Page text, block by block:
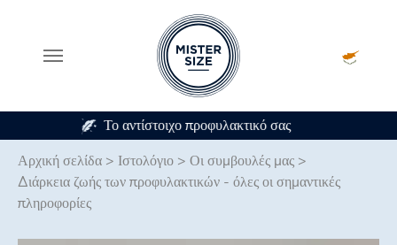
Σε 7 μεγέθη προφυλακτικού
Αρχική σελίδα > Ιστολόγιο > Οι συμβουλές μας >
Διάρκεια ζωής των προφυλακτικών - όλες οι σημαντικές
πληροφορίες